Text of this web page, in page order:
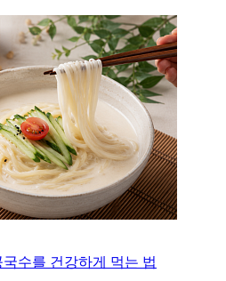
국수를 건강하게 먹는 법